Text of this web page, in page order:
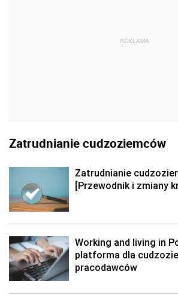
REKLAMA
Zatrudnianie cudzoziemców
Zatrudnianie
[Przewodnik i zmiany
Working and living in
platforma dla
pracodawców